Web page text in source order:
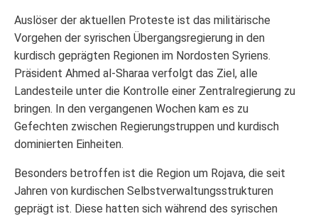
Auslöser der aktuellen Proteste ist das militärische
Vorgehen der syrischen Übergangsregierung in den
kurdisch geprägten Regionen im Nordosten Syriens.
Präsident Ahmed al-Sharaa verfolgt das Ziel, alle
Landesteile unter die Kontrolle einer Zentralregierung zu
bringen. In den vergangenen Wochen kam es zu
Gefechten zwischen Regierungstruppen und kurdisch
dominierten Einheiten.
Besonders betroffen ist die Region um Rojava, die seit
Jahren von kurdischen Selbstverwaltungsstrukturen
geprägt ist. Diese hatten sich während des syrischen